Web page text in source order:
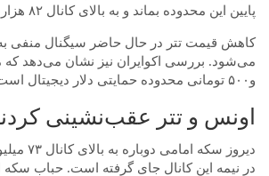
پایین این محدوده بماند و به بالای کانال ۸۲ هزار تومان برگشت.
کاهش قیمت تتر در حال حاضر سیگنال منفی
اونس و تتر عقب‌نشینی
دیروز سکه